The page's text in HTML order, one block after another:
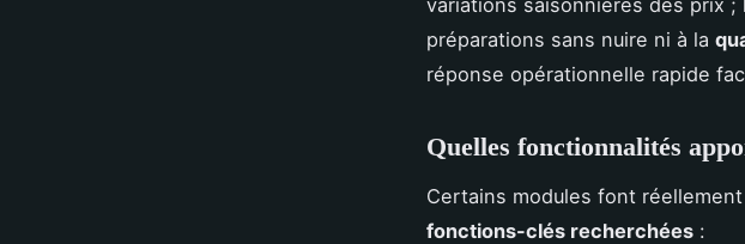
variations saisonnières des prix
préparations sans nuire ni à la
réponse opérationnelle rapide
Quelles fonctionnalités
Certains modules font
fonctions-clés recherchées :